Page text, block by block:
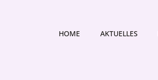
HOME AKTUELLES